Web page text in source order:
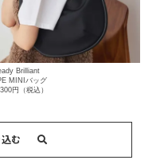
Brilliant
MINIバッグ
円（税込）
む